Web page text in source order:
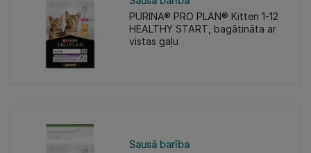
PURINA® PRO PLAN® Kitten 1-12
HEALTHY START, bagātināta ar
vistas gaļu
Sausā barība